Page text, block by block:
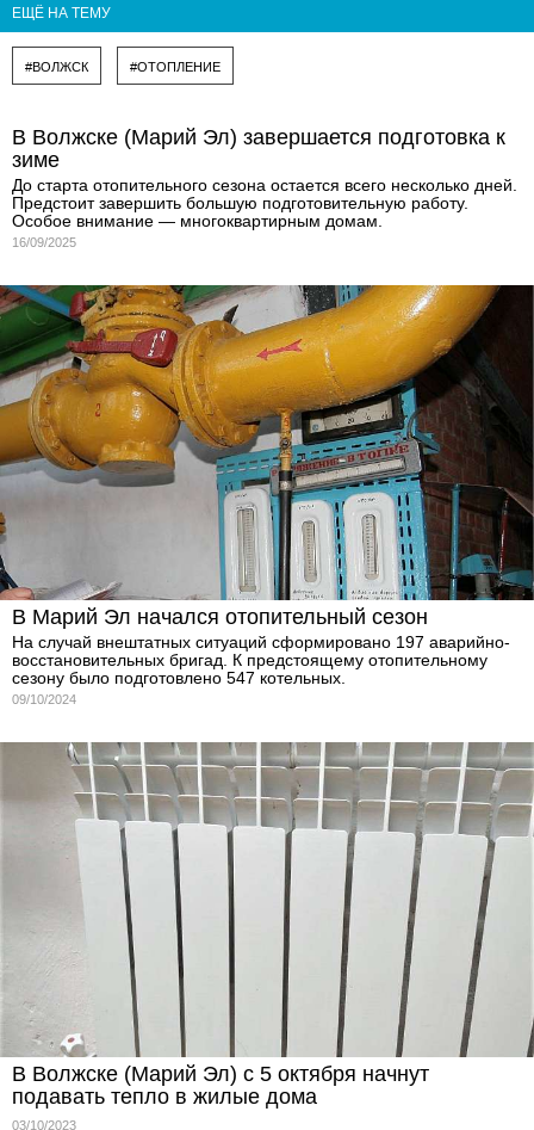
ЕЩЁ НА ТЕМУ
#ВОЛЖСК #ОТОПЛЕНИЕ
В Волжске (Марий Эл) завершается подготовка к
зиме
До старта отопительного сезона остается всего несколько дней.
Предстоит завершить большую подготовительную работу.
Особое внимание — многоквартирным домам.
16/09/2025
В Марий Эл начался отопительный сезон
На случай внештатных ситуаций сформировано 197 аварийно-
восстановительных бригад. К предстоящему отопительному
сезону было подготовлено 547 котельных.
09/10/2024
В Волжске (Марий Эл) с 5 октября начнут
подавать тепло в жилые дома
03/10/2023